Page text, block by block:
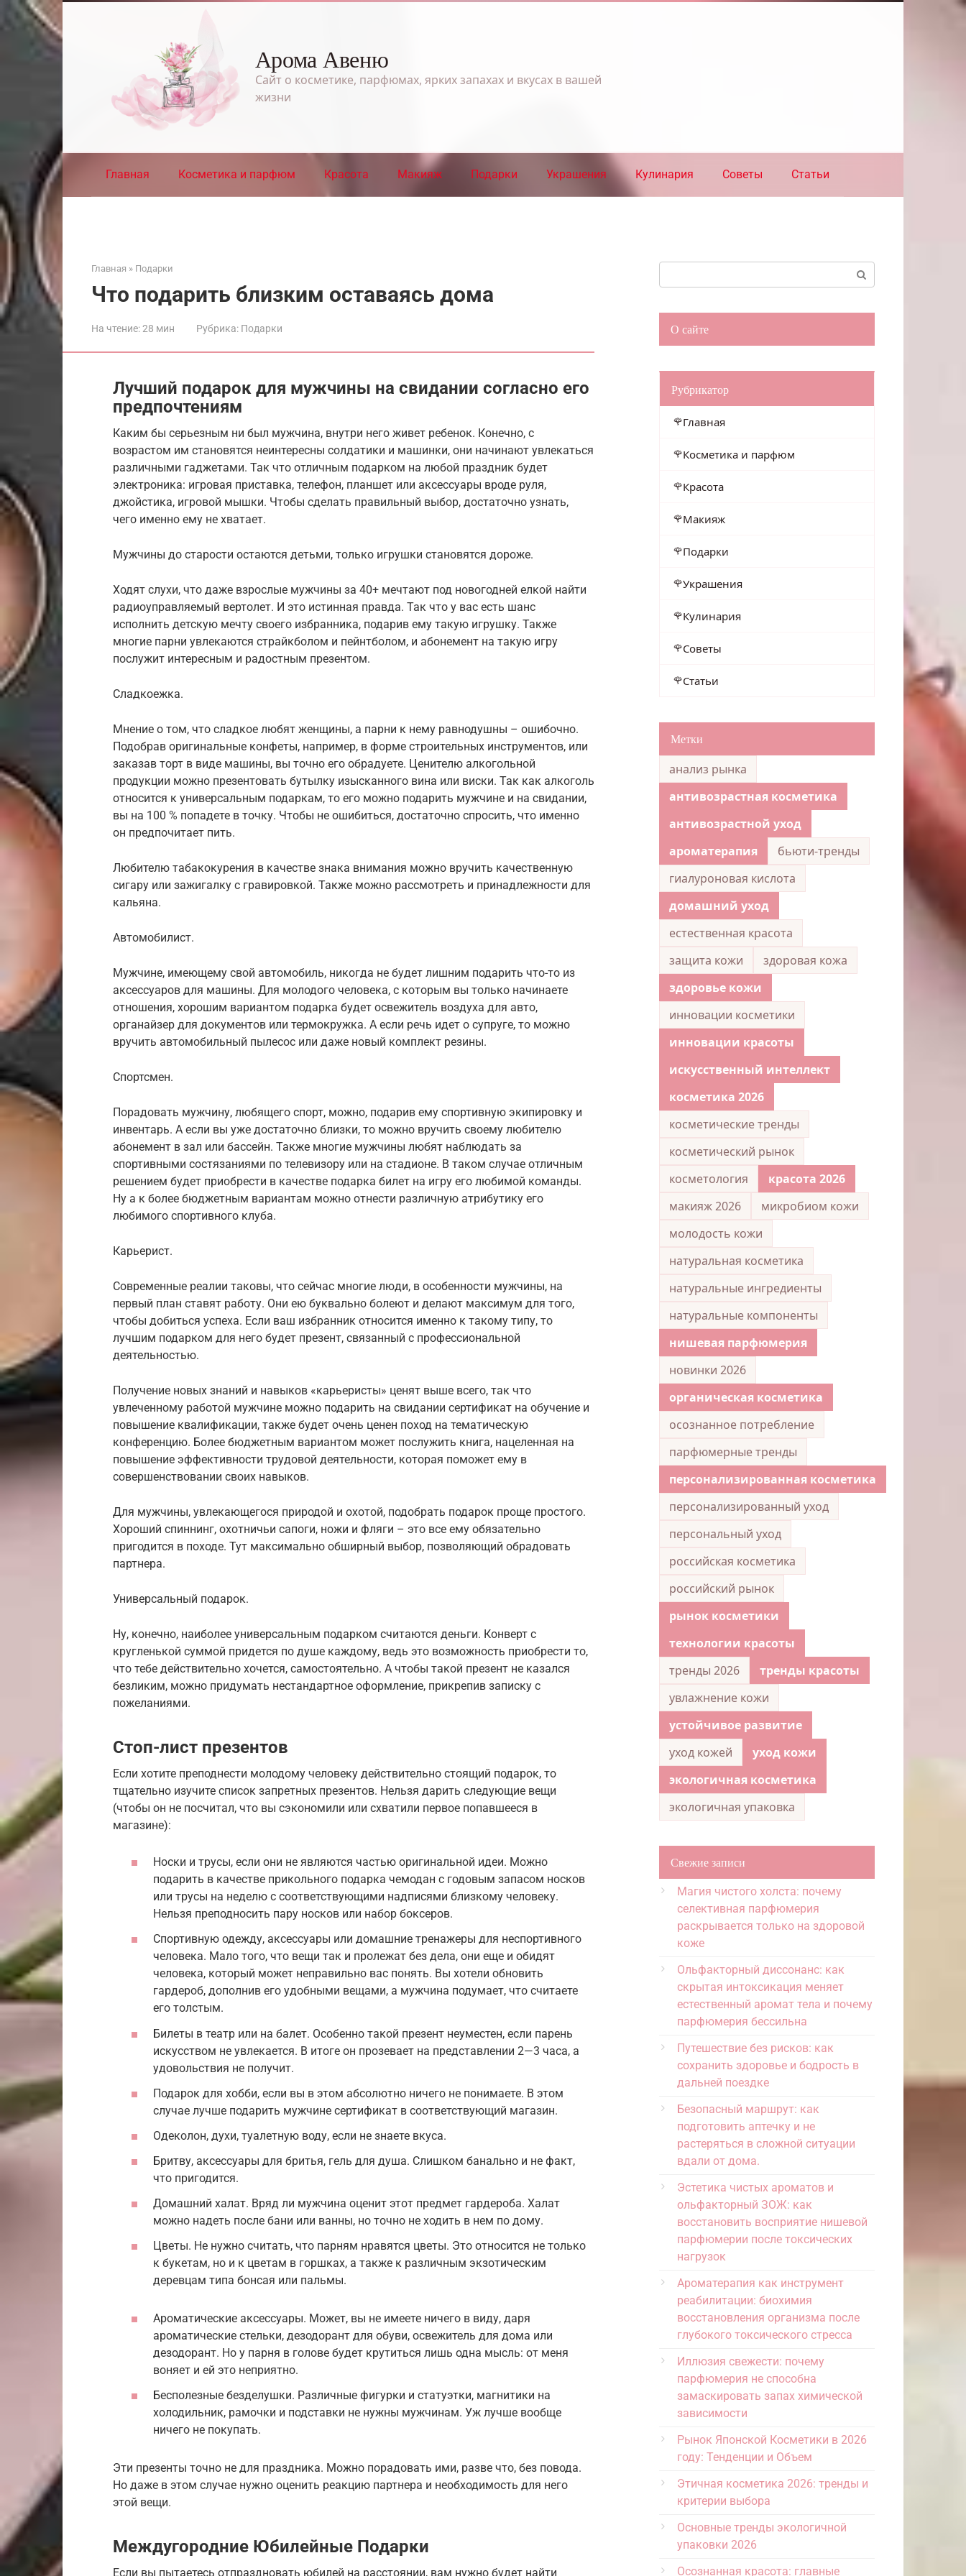
Перейти
к
контенту
Арома Авеню
Сайт о косметике, парфюмах, ярких запахах и вкусах в вашей
жизни
Главная Косметика и парфюм Красота Макияж Подарки Украшения Кулинария Советы Статьи
Главная » Подарки
Что подарить близким оставаясь дома
На чтение:28 мин Рубрика: Подарки
Лучший подарок для мужчины на свидании согласно его
предпочтениям
Каким бы серьезным ни был мужчина, внутри него живет ребенок. Конечно, с
возрастом им становятся неинтересны солдатики и машинки, они начинают увлекаться
различными гаджетами. Так что отличным подарком на любой праздник будет
электроника: игровая приставка, телефон, планшет или аксессуары вроде руля,
джойстика, игровой мышки. Чтобы сделать правильный выбор, достаточно узнать,
чего именно ему не хватает.
Мужчины до старости остаются детьми, только игрушки становятся дороже.
Ходят слухи, что даже взрослые мужчины за 40+ мечтают под новогодней елкой найти
радиоуправляемый вертолет. И это истинная правда. Так что у вас есть шанс
исполнить детскую мечту своего избранника, подарив ему такую игрушку. Также
многие парни увлекаются страйкболом и пейнтболом, и абонемент на такую игру
послужит интересным и радостным презентом.
Сладкоежка.
Мнение о том, что сладкое любят женщины, а парни к нему равнодушны – ошибочно.
Подобрав оригинальные конфеты, например, в форме строительных инструментов, или
заказав торт в виде машины, вы точно его обрадуете. Ценителю алкогольной
продукции можно презентовать бутылку изысканного вина или виски. Так как алкоголь
относится к универсальным подаркам, то его можно подарить мужчине и на свидании,
вы на 100 % попадете в точку. Чтобы не ошибиться, достаточно спросить, что именно
он предпочитает пить.
Любителю табакокурения в качестве знака внимания можно вручить качественную
сигару или зажигалку с гравировкой. Также можно рассмотреть и принадлежности для
кальяна.
Автомобилист.
Мужчине, имеющему свой автомобиль, никогда не будет лишним подарить что-то из
аксессуаров для машины. Для молодого человека, с которым вы только начинаете
отношения, хорошим вариантом подарка будет освежитель воздуха для авто,
органайзер для документов или термокружка. А если речь идет о супруге, то можно
вручить автомобильный пылесос или даже новый комплект резины.
Спортсмен.
Порадовать мужчину, любящего спорт, можно, подарив ему спортивную экипировку и
инвентарь. А если вы уже достаточно близки, то можно вручить своему любителю
абонемент в зал или бассейн. Также многие мужчины любят наблюдать за
спортивными состязаниями по телевизору или на стадионе. В таком случае отличным
решением будет приобрести в качестве подарка билет на игру его любимой команды.
Ну а к более бюджетным вариантам можно отнести различную атрибутику его
любимого спортивного клуба.
Карьерист.
Современные реалии таковы, что сейчас многие люди, в особенности мужчины, на
первый план ставят работу. Они ею буквально болеют и делают максимум для того,
чтобы добиться успеха. Если ваш избранник относится именно к такому типу, то
лучшим подарком для него будет презент, связанный с профессиональной
деятельностью.
Получение новых знаний и навыков «карьеристы» ценят выше всего, так что
увлеченному работой мужчине можно подарить на свидании сертификат на обучение и
повышение квалификации, также будет очень ценен поход на тематическую
конференцию. Более бюджетным вариантом может послужить книга, нацеленная на
повышение эффективности трудовой деятельности, которая поможет ему в
совершенствовании своих навыков.
Для мужчины, увлекающегося природой и охотой, подобрать подарок проще простого.
Хороший спиннинг, охотничьи сапоги, ножи и фляги – это все ему обязательно
пригодится в походе. Тут максимально обширный выбор, позволяющий обрадовать
партнера.
Универсальный подарок.
Ну, конечно, наиболее универсальным подарком считаются деньги. Конверт с
кругленькой суммой придется по душе каждому, ведь это возможность приобрести то,
что тебе действительно хочется, самостоятельно. А чтобы такой презент не казался
безликим, можно придумать нестандартное оформление, прикрепив записку с
пожеланиями.
Стоп-лист презентов
Если хотите преподнести молодому человеку действительно стоящий подарок, то
тщательно изучите список запретных презентов. Нельзя дарить следующие вещи
(чтобы он не посчитал, что вы сэкономили или схватили первое попавшееся в
магазине):
Носки и трусы, если они не являются частью оригинальной идеи. Можно
подарить в качестве прикольного подарка чемодан с годовым запасом носков
или трусы на неделю с соответствующими надписями близкому человеку.
Нельзя преподносить пару носков или набор боксеров.
Спортивную одежду, аксессуары или домашние тренажеры для неспортивного
человека. Мало того, что вещи так и пролежат без дела, они еще и обидят
человека, который может неправильно вас понять. Вы хотели обновить
гардероб, дополнив его удобными вещами, а мужчина подумает, что считаете
его толстым.
Билеты в театр или на балет. Особенно такой презент неуместен, если парень
искусством не увлекается. В итоге он прозевает на представлении 2—3 часа, а
удовольствия не получит.
Подарок для хобби, если вы в этом абсолютно ничего не понимаете. В этом
случае лучше подарить мужчине сертификат в соответствующий магазин.
Одеколон, духи, туалетную воду, если не знаете вкуса.
Бритву, аксессуары для бритья, гель для душа. Слишком банально и не факт,
что пригодится.
Домашний халат. Вряд ли мужчина оценит этот предмет гардероба. Халат
можно надеть после бани или ванны, но точно не ходить в нем по дому.
Цветы. Не нужно считать, что парням нравятся цветы. Это относится не только
к букетам, но и к цветам в горшках, а также к различным экзотическим
деревцам типа бонсая или пальмы.
Ароматические аксессуары. Может, вы не имеете ничего в виду, даря
ароматические стельки, дезодорант для обуви, освежитель для дома или
дезодорант. Но у парня в голове будет крутиться лишь одна мысль: от меня
воняет и ей это неприятно.
Бесполезные безделушки. Различные фигурки и статуэтки, магнитики на
холодильник, рамочки и подставки не нужны мужчинам. Уж лучше вообще
ничего не покупать.
Эти презенты точно не для праздника. Можно порадовать ими, разве что, без повода.
Но даже в этом случае нужно оценить реакцию партнера и необходимость для него
этой вещи.
Междугородние Юбилейные Подарки
Если вы пытаетесь отпраздновать юбилей на расстоянии, вам нужно будет найти
О сайте
Рубрикатор
Главная
Косметика и парфюм
Красота
Макияж
Подарки
Украшения
Кулинария
Советы
Статьи
Метки
анализ рынка
антивозрастная косметика
антивозрастной уход
ароматерапия
бьюти-тренды
гиалуроновая кислота
домашний уход
естественная красота
защита кожи
здоровая кожа
здоровье кожи
инновации косметики
инновации красоты
искусственный интеллект
косметика 2026
косметические тренды
косметический рынок
косметология
красота 2026
макияж 2026
микробиом кожи
молодость кожи
натуральная косметика
натуральные ингредиенты
натуральные компоненты
нишевая парфюмерия
новинки 2026
органическая косметика
осознанное потребление
парфюмерные тренды
персонализированная косметика
персонализированный уход
персональный уход
российская косметика
российский рынок
рынок косметики
технологии красоты
тренды 2026
тренды красоты
увлажнение кожи
устойчивое развитие
уход кожей
уход кожи
экологичная косметика
экологичная упаковка
Свежие записи
Магия чистого холста: почему
селективная парфюмерия
раскрывается только на здоровой
коже
Ольфакторный диссонанс: как
скрытая интоксикация меняет
естественный аромат тела и почему
парфюмерия бессильна
Путешествие без рисков: как
сохранить здоровье и бодрость в
дальней поездке
Безопасный маршрут: как
подготовить аптечку и не
растеряться в сложной ситуации
вдали от дома.
Эстетика чистых ароматов и
ольфакторный ЗОЖ: как
восстановить восприятие нишевой
парфюмерии после токсических
нагрузок
Ароматерапия как инструмент
реабилитации: биохимия
восстановления организма после
глубокого токсического стресса
Иллюзия свежести: почему
парфюмерия не способна
замаскировать запах химической
зависимости
Рынок Японской Косметики в 2026
году: Тенденции и Объем
Этичная косметика 2026: тренды и
критерии выбора
Основные тренды экологичной
упаковки 2026
Осознанная красота: главные